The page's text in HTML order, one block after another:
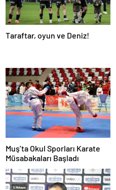
Taraftar, oyun ve Deniz!
Muş’ta Okul Sporları Karate
Müsabakaları Başladı